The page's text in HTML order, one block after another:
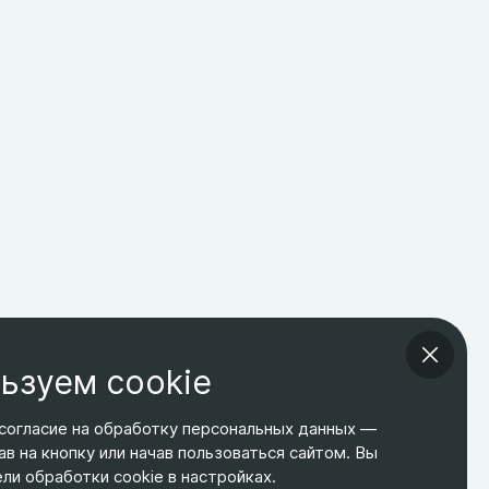
ТЕЛЕФОН
+7 495 266-65-67
ЭЛ. ПОЧТА
shop@relines.ru
АДРЕС
Москва, Гаражная 8
cookie
на обработку персональных данных —
на кнопку или начав пользоваться сайтом. Вы
обработки cookie в настройках.